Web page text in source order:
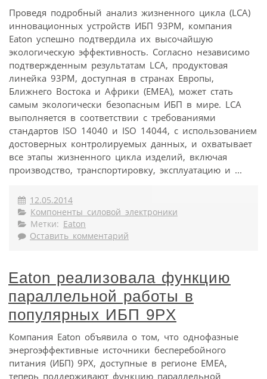
Проведя подробный анализ жизненного цикла (LCA)
инновационных устройств ИБП 93PM, компания
Eaton успешно подтвердила их высочайшую
экологическую эффективность. Согласно независимо
подтвержденным результатам LCA, продуктовая
линейка 93PM, доступная в странах Европы,
Ближнего Востока и Африки (ЕМЕА), может стать
самым экологически безопасным ИБП в мире. LCA
выполняется в соответствии с требованиями
стандартов ISO 14040 и ISO 14044, с использованием
достоверных контролируемых данных, и охватывает
все этапы жизненного цикла изделий, включая
производство, транспортировку, эксплуатацию и ...
12.05.2014
Компоненты силовой электроники
Метки: Eaton
Оставить комментарий
Eaton реализовала функцию
параллельной работы в
популярных ИБП 9PX
Компания Eaton объявила о том, что однофазные
энергоэффективные источники бесперебойного
питания (ИБП) 9PX, доступные в регионе ЕМЕА,
теперь поддерживают функцию параллельной